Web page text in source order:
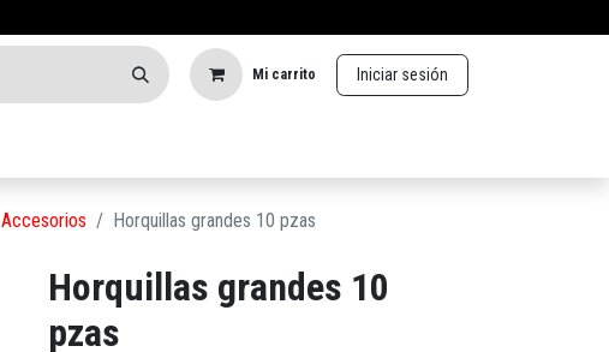
Mi carrito Iniciar sesión
Accesorios Horquillas grandes 10 pzas
Horquillas grandes 10
pzas